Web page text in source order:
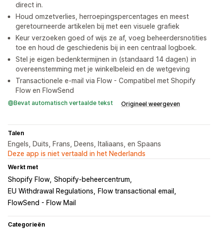
direct in.
Houd omzetverlies, herroepingspercentages en meest
geretourneerde artikelen bij met een visuele grafiek
Keur verzoeken goed of wijs ze af, voeg beheerdersnotities
toe en houd de geschiedenis bij in een centraal logboek.
Stel je eigen bedenktermijnen in (standaard 14 dagen) in
overeenstemming met je winkelbeleid en de wetgeving
Transactionele e-mail via Flow - Compatibel met Shopify
Flow en FlowSend
Bevat automatisch vertaalde tekst Origineel weergeven
Talen
Engels, Duits, Frans, Deens, Italiaans, en Spaans
Deze app is niet vertaald in het Nederlands
Werkt met
Shopify Flow Shopify-beheercentrum
EU Withdrawal Regulations
Flow transactional email
FlowSend - Flow Mail
Categorieën